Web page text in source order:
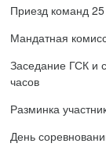
Приезд команд
Мандатная
Заседание ГСК и
часов
Разминка
День